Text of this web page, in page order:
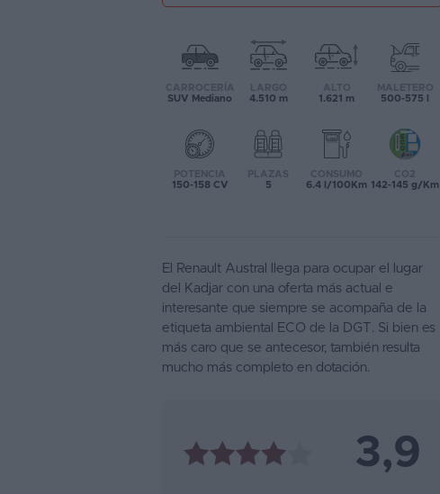
CARROCERÍA
SUV Mediano
LARGO
4.510 m
ALTO
1.621 m
MALETERO
500-575 l
POTENCIA
150-158 CV
PLAZAS
5
CONSUMO
6.4 l/100Km
CO2
142-145 g/Km
El Renault Austral llega para ocupar el lugar
del Kadjar con una oferta más actual e
interesante que siempre se acompaña de la
etiqueta ambiental ECO de la DGT. Si bien es
más caro que se antecesor, también resulta
mucho más completo en dotación.
3,9